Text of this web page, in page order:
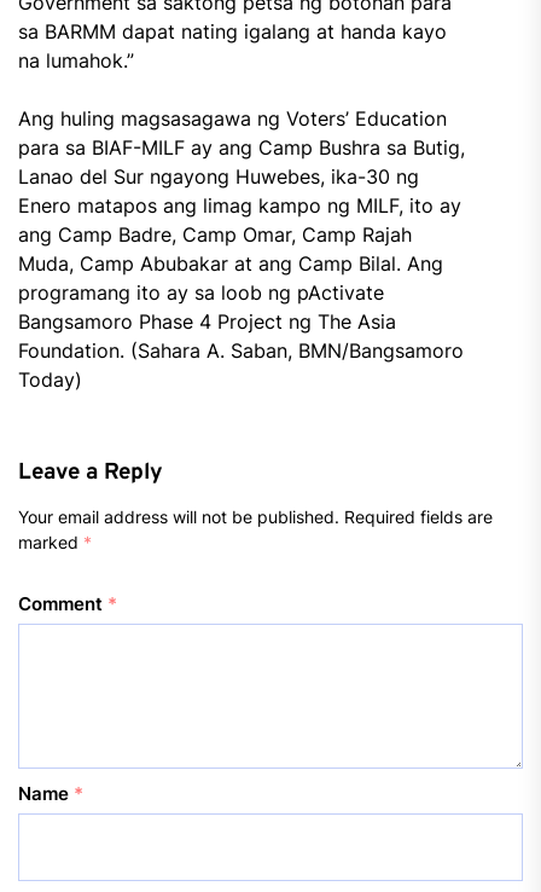
sa BARMM dapat nating igalang at handa kayo
na lumahok.”
Ang huling magsasagawa ng Voters’ Education
para sa BIAF-MILF ay ang Camp Bushra sa Butig,
Lanao del Sur ngayong Huwebes, ika-30 ng
Enero matapos ang limag kampo ng MILF, ito ay
ang Camp Badre, Camp Omar, Camp Rajah
Muda, Camp Abubakar at ang Camp Bilal. Ang
programang ito ay sa loob ng pActivate
Bangsamoro Phase 4 Project ng The Asia
Foundation. (Sahara A. Saban, BMN/Bangsamoro
Today)
Leave a Reply
Your email address will not be published. Required fields are
marked *
Comment *
Name *